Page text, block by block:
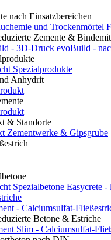
nach Einsatzbereichen
und Trockenmörtel
Zemente &
- 3D-Druck evoBuild -
Spezialprodukte
Anhydrit
& Standorte
Zementwerke & Gipsgrube
Spezialbetone Easycrete -
- Calciumsulfat-
Betone & Estriche
Slim - Calciumsulfat-